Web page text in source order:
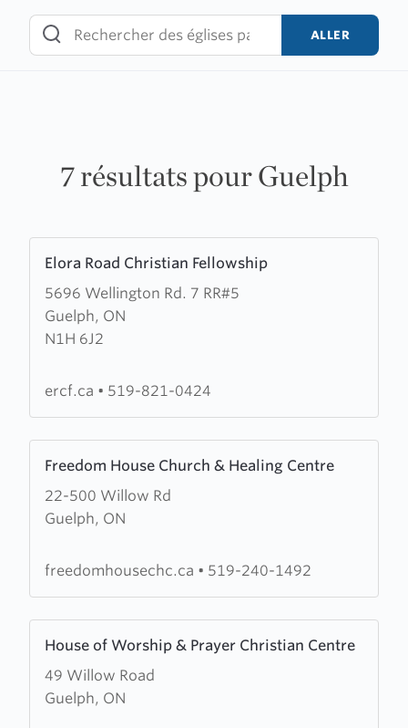
content
ALLER
7 résultats pour Guelph
Elora Road Christian Fellowship
5696 Wellington Rd. 7 RR#5
Guelph, ON
N1H 6J2
more
about
Elora
Road
Fellowship
ercf.ca • 519-821-0424
Freedom House Church & Healing Centre
22-500 Willow Rd
Guelph, ON
more
about
Freedom
Church
freedomhousechc.ca • 519-240-1492
House of Worship & Prayer Christian Centre
49 Willow Road
Guelph, ON
more
about
House